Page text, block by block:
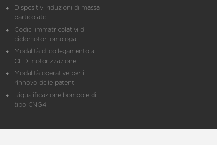
Dispositivi riduzioni di massa
particolato
Codici immatricolativi di
ciclomotori omologati
Modalità di collegamento al
CED motorizzazione
Modalità operative per il
rinnovo delle patenti
Riqualificazione bombole di
tipo CNG4